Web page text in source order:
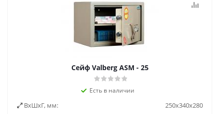
Cейф Valberg ASM - 25
Есть в наличии
ВxШxГ, мм:
250х340х280